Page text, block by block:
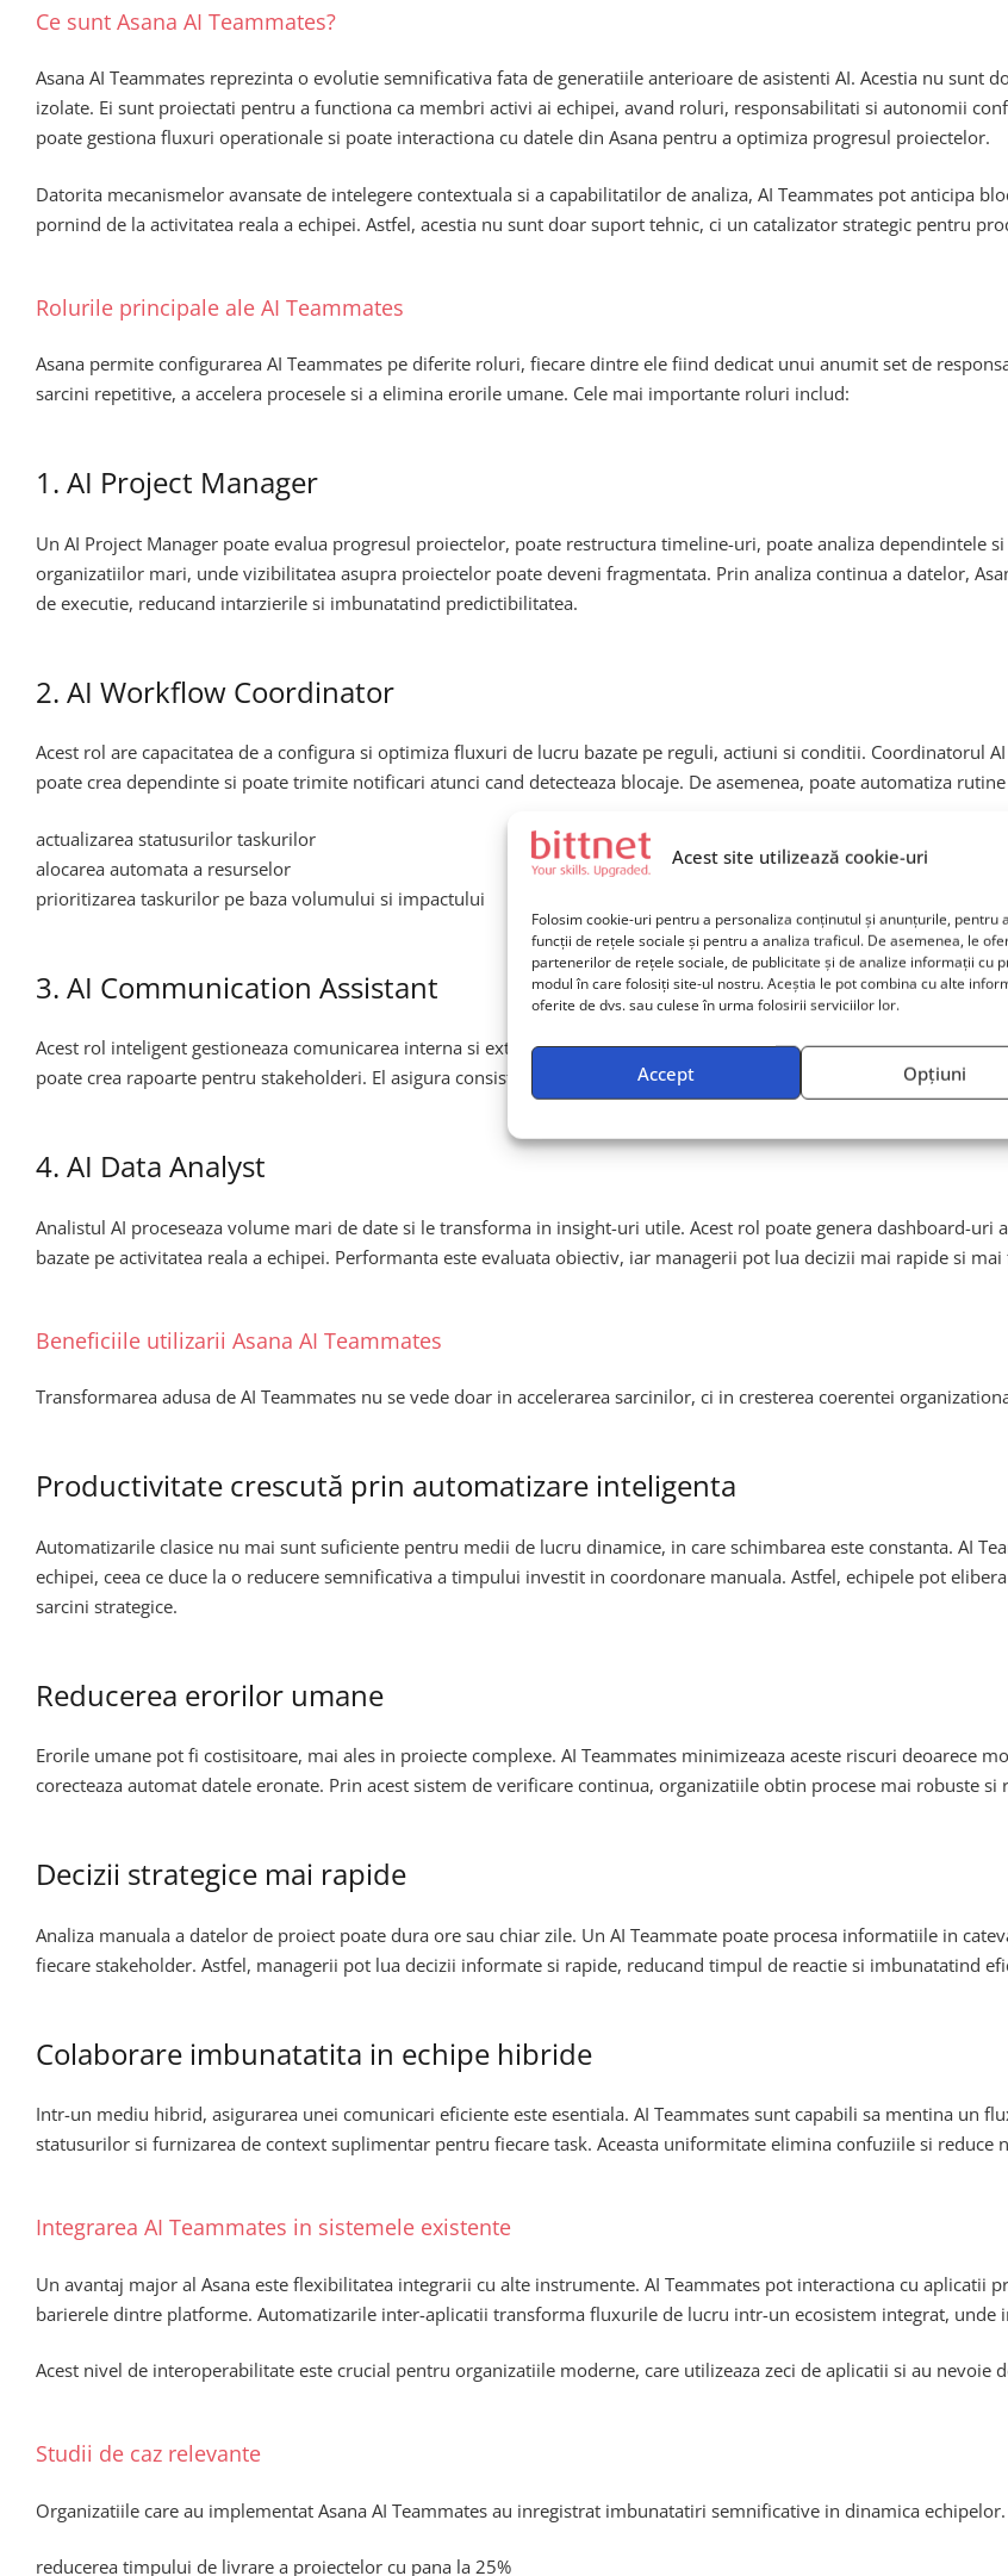
Acest site utilizează cookie-uri
Folosim cookie-uri pentru a personaliza conținutul și anunțurile, pentru
funcții de rețele sociale și pentru a analiza traficul. De asemenea, le
partenerilor de rețele sociale, de publicitate și de analize informații cu
modul în care folosiți site-ul nostru. Aceștia le pot combina cu alte
oferite de dvs. sau culese în urma folosirii serviciilor lor.
Accept Opțiuni
Ce sunt Asana AI Teammates?
Asana AI Teammates reprezinta o evolutie semnificativa fata de generatiile anterioare de asistenti AI. Acestia nu sunt
izolate. Ei sunt proiectati pentru a functiona ca membri activi ai echipei, avand roluri, responsabilitati si autonomii
poate gestiona fluxuri operationale si poate interactiona cu datele din Asana pentru a optimiza progresul proiectelor.
Datorita mecanismelor avansate de intelegere contextuala si a capabilitatilor de analiza, AI Teammates pot anticipa
pornind de la activitatea reala a echipei. Astfel, acestia nu sunt doar suport tehnic, ci un catalizator strategic pentru
Rolurile principale ale AI Teammates
Asana permite configurarea AI Teammates pe diferite roluri, fiecare dintre ele fiind dedicat unui anumit set de
sarcini repetitive, a accelera procesele si a elimina erorile umane. Cele mai importante roluri includ:
1. AI Project Manager
Un AI Project Manager poate evalua progresul proiectelor, poate restructura timeline-uri, poate analiza dependintele
organizatiilor mari, unde vizibilitatea asupra proiectelor poate deveni fragmentata. Prin analiza continua a datelor,
de executie, reducand intarzierile si imbunatatind predictibilitatea.
2. AI Workflow Coordinator
Acest rol are capacitatea de a configura si optimiza fluxuri de lucru bazate pe reguli, actiuni si conditii. Coordinatorul
poate crea dependinte si poate trimite notificari atunci cand detecteaza blocaje. De asemenea, poate automatiza
actualizarea statusurilor taskurilor
alocarea automata a resurselor
prioritizarea taskurilor pe baza volumului si impactului
3. AI Communication Assistant
Acest rol inteligent gestioneaza comunicarea interna si externa asociata proiectelor. Poate redacta update-uri de
poate crea rapoarte pentru stakeholderi. El asigura consistenta si claritatea comunicarii si elimina timpul petrecut pe
4. AI Data Analyst
Analistul AI proceseaza volume mari de date si le transforma in insight-uri utile. Acest rol poate genera dashboard-
bazate pe activitatea reala a echipei. Performanta este evaluata obiectiv, iar managerii pot lua decizii mai rapide si
Beneficiile utilizarii Asana AI Teammates
Transformarea adusa de AI Teammates nu se vede doar in accelerarea sarcinilor, ci in cresterea coerentei
Productivitate crescută prin automatizare inteligenta
Automatizarile clasice nu mai sunt suficiente pentru medii de lucru dinamice, in care schimbarea este constanta. AI
echipei, ceea ce duce la o reducere semnificativa a timpului investit in coordonare manuala. Astfel, echipele pot
sarcini strategice.
Reducerea erorilor umane
Erorile umane pot fi costisitoare, mai ales in proiecte complexe. AI Teammates minimizeaza aceste riscuri deoarece
corecteaza automat datele eronate. Prin acest sistem de verificare continua, organizatiile obtin procese mai robuste si
Decizii strategice mai rapide
Analiza manuala a datelor de proiect poate dura ore sau chiar zile. Un AI Teammate poate procesa informatiile in
fiecare stakeholder. Astfel, managerii pot lua decizii informate si rapide, reducand timpul de reactie si imbunatatind
Colaborare imbunatatita in echipe hibride
Intr-un mediu hibrid, asigurarea unei comunicari eficiente este esentiala. AI Teammates sunt capabili sa mentina un
statusurilor si furnizarea de context suplimentar pentru fiecare task. Aceasta uniformitate elimina confuziile si reduce
Integrarea AI Teammates in sistemele existente
Un avantaj major al Asana este flexibilitatea integrarii cu alte instrumente. AI Teammates pot interactiona cu aplicatii
barierele dintre platforme. Automatizarile inter-aplicatii transforma fluxurile de lucru intr-un ecosistem integrat,
Acest nivel de interoperabilitate este crucial pentru organizatiile moderne, care utilizeaza zeci de aplicatii si au
Studii de caz relevante
Organizatiile care au implementat Asana AI Teammates au inregistrat imbunatatiri semnificative in dinamica
reducerea timpului de livrare a proiectelor cu pana la 25%